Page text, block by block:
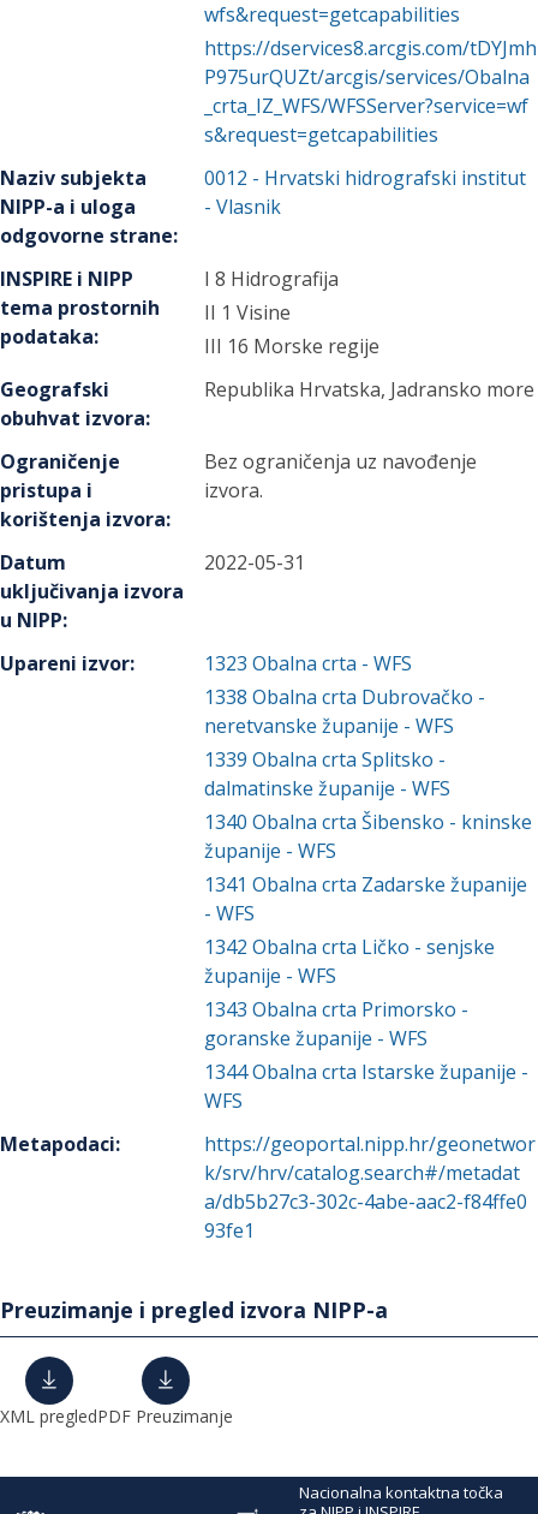
wfs&request=getcapabilities
https://dservices8.arcgis.com/tDYJmh
P975urQUZt/arcgis/services/Obalna
_crta_IZ_WFS/WFSServer?service=wf
s&request=getcapabilities
Naziv subjekta
NIPP-a i uloga
odgovorne strane:
0012 - Hrvatski hidrografski institut
- Vlasnik
INSPIRE i NIPP
tema prostornih
podataka:
I 8 Hidrografija
II 1 Visine
III 16 Morske regije
Geografski
obuhvat izvora:
Republika Hrvatska, Jadransko more
Ograničenje
pristupa i
korištenja izvora:
Bez ograničenja uz navođenje
izvora.
Datum
uključivanja izvora
u NIPP:
2022-05-31
Upareni izvor: 1323 Obalna crta - WFS
1338 Obalna crta Dubrovačko -
neretvanske županije - WFS
1339 Obalna crta Splitsko -
dalmatinske županije - WFS
1340 Obalna crta Šibensko - kninske
županije - WFS
1341 Obalna crta Zadarske županije
- WFS
1342 Obalna crta Ličko - senjske
županije - WFS
1343 Obalna crta Primorsko -
goranske županije - WFS
1344Obalna crta Istarske županije -
WFS
Metapodaci:
https://geoportal.nipp.hr/geonetwor
k/srv/hrv/catalog.search#/metadat
a/db5b27c3-302c-4abe-aac2-f84ffe0
93fe1
Preuzimanje i pregled izvora NIPP-a
XML pregledPDF Preuzimanje
Nacionalna kontaktna točka